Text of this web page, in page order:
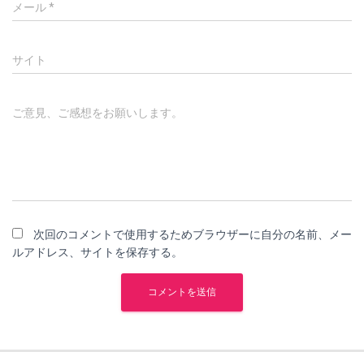
メール*
サイト
ご意見、ご感想をお願いします。
次回のコメントで使用するためブラウザーに自分の名前、メー
ルアドレス、サイトを保存する。